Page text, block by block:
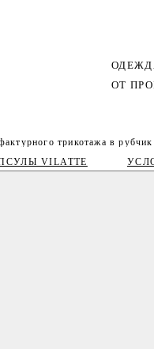
ОТ
VILATTE
трикотажа в рубчик